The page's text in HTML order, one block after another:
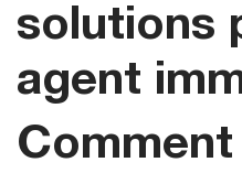
solutions
agent